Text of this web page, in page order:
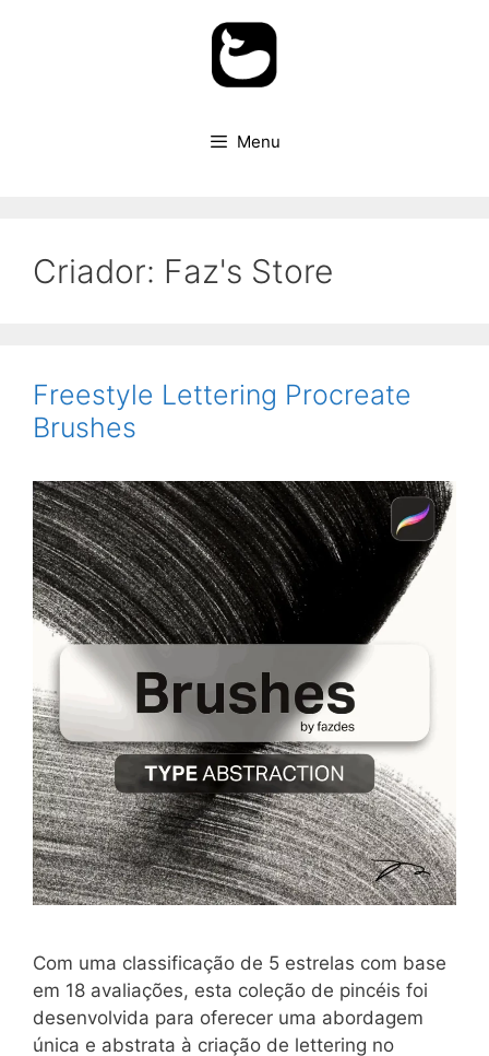
Menu
Criador: Faz's Store
Freestyle Lettering Procreate
Brushes
Com uma classificação de 5 estrelas com base
em 18 avaliações, esta coleção de pincéis foi
desenvolvida para oferecer uma abordagem
única e abstrata à criação de lettering no